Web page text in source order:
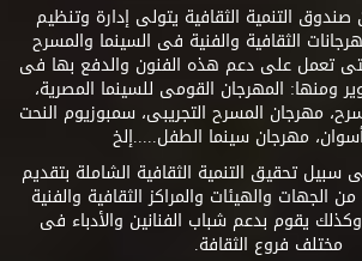
التنمية الثقافية يتولى إدارة وتنظيم
الثقافية والفنية فى السينما والمسرح
تعمل على دعم هذه الفنون والدفع بها فى
ومنها: المهرجان القومى للسينما المصرية،
مهرجان المسرح التجريبى، سمبوزيوم النحت
مهرجان سينما الطفل.....إلخ
تحقيق التنمية الثقافية الشاملة بتقديم
الجهات والهيئات والمراكز الثقافية والفنية
يقوم بدعم شباب الفنانين والأدباء فى
مختلف فروع الثقافة.